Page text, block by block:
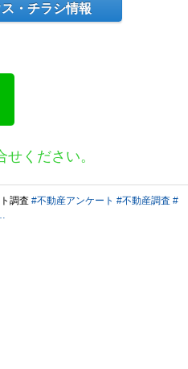
・チラシ情報
せください。